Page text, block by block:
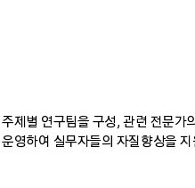
제별 연구팀을 구성, 관련 전문가
영하여 실무자들의 자질향상을 지